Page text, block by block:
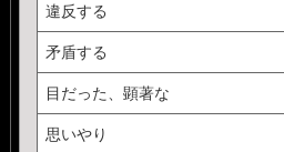
違反する
矛盾する
目だった、顕著な
思いやり